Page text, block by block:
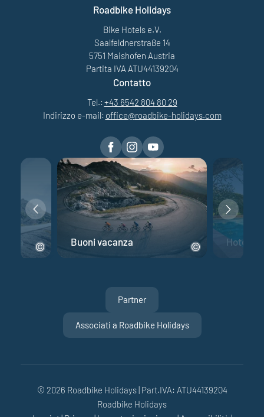
Roadbike Holidays
Bike Hotels e.V.
Saalfeldnerstraße 14
5751 Maishofen Austria
Partita IVA ATU44139204
Contatto
Tel.: +43 6542 804 80 29
Indirizzo e-mail: office@roadbike-holidays.com
Buoni vacanza Hotel
Partner
Associati a Roadbike Holidays
© 2026 Roadbike Holidays| Part.IVA: ATU44139204
Roadbike Holidays